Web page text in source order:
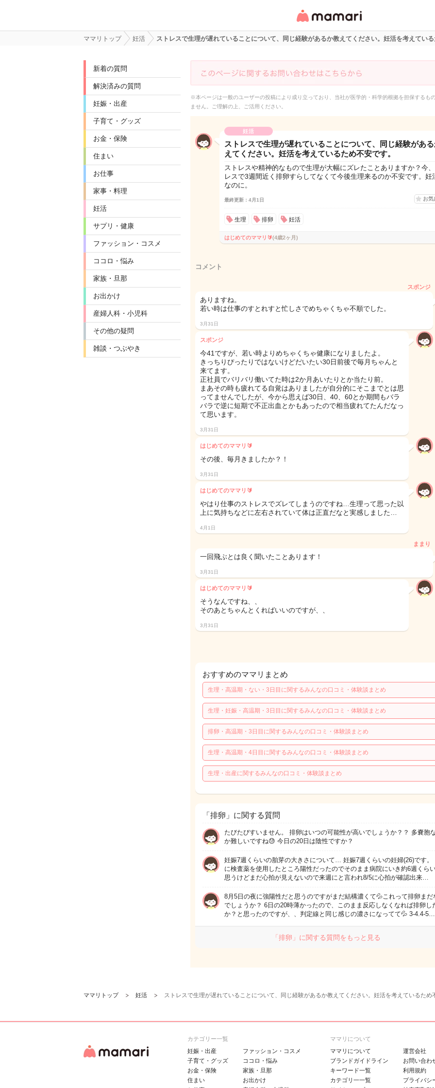
リ・情報サイト
ママリトップ 妊活 ストレスで生理が遅れていることについて、同じ経験があるか教えてください。妊活を考えている
新着の質問
解決済みの質問
妊娠・出産
子育て・グッズ
お金・保険
住まい
お仕事
家事・料理
妊活
サプリ・健康
ファッション・コスメ
ココロ・悩み
家族・旦那
お出かけ
産婦人科・小児科
その他の疑問
雑談・つぶやき
※本ページは一般のユーザーの投稿により成り立っており、当社が医学的・科学的根拠を担保するも
ません。ご理解の上、ご活用ください。
妊活
ストレスで生理が遅れていることについて、同じ経験があ
えてください。妊活を考えているため不安です。
ストレスや精神的なもので生理が大幅にズレたことありますか？今
レスで3週間近く排卵すらしてなくて今後生理来るのか不安です。妊
なのに。
最終更新：4月1日 お気
生理 排卵 妊活
はじめてのママリ🔰(4歳2ヶ月)
コメント
スポンジ
ありますね。
若い時は仕事のすとれすと忙しさでめちゃくちゃ不順でした。
3月31日
スポンジ
今41ですが、若い時よりめちゃくちゃ健康になりましたよ。
きっちりぴったりではないけどだいたい30日前後で毎月ちゃんと
来てます。
正社員でバリバリ働いてた時は2か月あいたりとか当たり前。
まあその時も疲れてる自覚はありましたが自分的にそこまでとは思
ってませんでしたが、今から思えば30日、40、60とか期間もバラ
バラで逆に短期で不正出血とかもあったので相当疲れてたんだなっ
て思います。
3月31日
はじめてのママリ🔰
その後、毎月きましたか？！
3月31日
はじめてのママリ🔰
やはり仕事のストレスでズレてしまうのですね…生理って思った以
上に気持ちなどに左右されていて体は正直だなと実感しました…
4月1日
ままり
一回飛ぶとは良く聞いたことあります！
3月31日
はじめてのママリ🔰
そうなんですね、、
そのあとちゃんとくればいいのですが、、
3月31日
おすすめのママリまとめ
生理・高温期・ない・3日目に関するみんなの口コミ・体験談まとめ
生理・妊娠・高温期・3日目に関するみんなの口コミ・体験談まとめ
排卵・高温期・3日目に関するみんなの口コミ・体験談まとめ
生理・高温期・4日目に関するみんなの口コミ・体験談まとめ
生理・出産に関するみんなの口コミ・体験談まとめ
「排卵」に関する質問
たびたびすいません。 排卵はいつの可能性が高いでしょうか？？ 多嚢胞
か難しいですね😓 今日の20日は陰性ですか？
妊娠7週くらいの胎芽の大きさについて… 妊娠7週くらいの妊婦(26)です。
に検査薬を使用したところ陽性だったのでそのまま病院にいき約6週くら
思うけどまだ心拍が見えないので来週にと言われ8/5に心拍が確認出来…
8月5日の夜に強陽性だと思うのですがまだ結構濃くて💦これって排卵まだ
でしょうか？ 6日の20時薄かったので、このまま反応しなくなれば排卵し
か？と思ったのですが、、判定線と同じ感じの濃さになってて💦 3-4.4-5…
「排卵」に関する質問をもっと見る
ママリトップ 妊活 ストレスで生理が遅れていることについて、同じ経験があるか教えてください。妊活を考えているため
カテゴリー一覧
妊娠・出産
子育て・グッズ
お金・保険
住まい
ファッション・コスメ
ココロ・悩み
家族・旦那
お出かけ
ママリについて
ママリについて
ブランドガイドライン
キーワード一覧
カテゴリ一一覧
運営会社
お問い合わ
利用規約
プライバシ